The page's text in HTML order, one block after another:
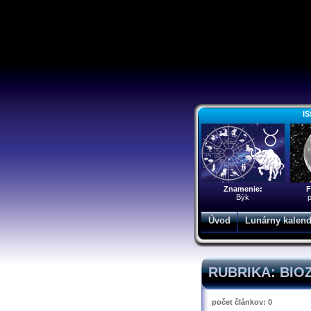
Znamenie:
Býk
Úvod Lunárny
RUBRIKA:
počet článkov: 0